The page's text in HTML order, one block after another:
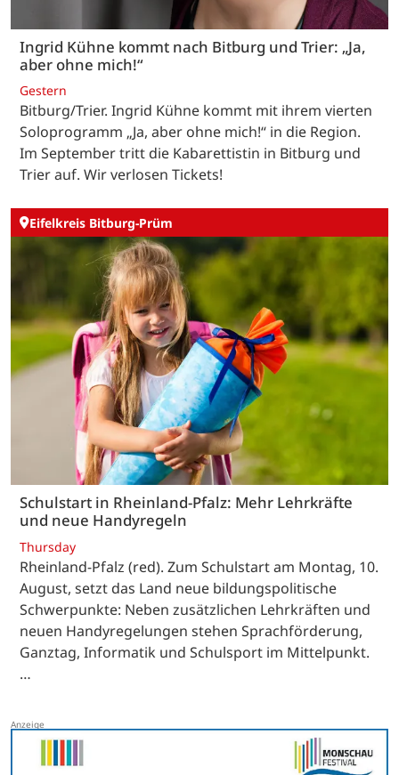
Ingrid Kühne kommt nach Bitburg und Trier: „Ja,
aber ohne mich!“
Gestern
Bitburg/Trier. Ingrid Kühne kommt mit ihrem vierten
Soloprogramm „Ja, aber ohne mich!“ in die Region.
Im September tritt die Kabarettistin in Bitburg und
Trier auf. Wir verlosen Tickets!
Eifelkreis Bitburg-Prüm
Schulstart in Rheinland-Pfalz: Mehr Lehrkräfte
und neue Handyregeln
Thursday
Rheinland-Pfalz (red). Zum Schulstart am Montag, 10.
August, setzt das Land neue bildungspolitische
Schwerpunkte: Neben zusätzlichen Lehrkräften und
neuen Handyregelungen stehen Sprachförderung,
Ganztag, Informatik und Schulsport im Mittelpunkt.
…